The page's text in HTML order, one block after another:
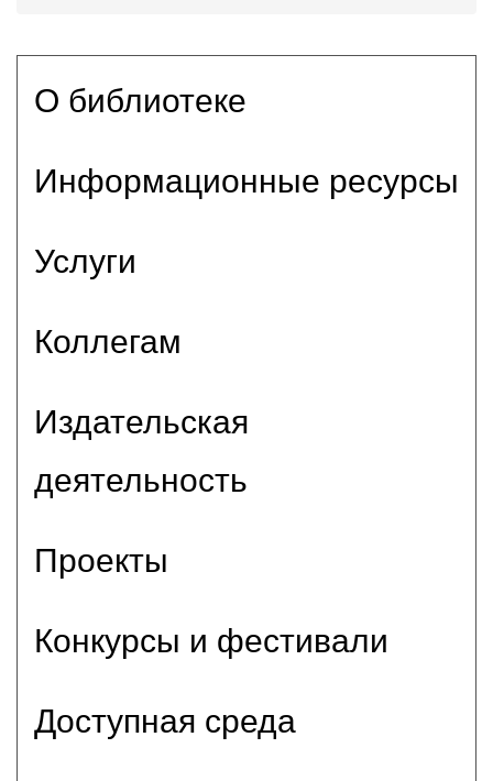
О библиотеке
Информационные ресурсы
Услуги
Коллегам
Издательская
деятельность
Проекты
Конкурсы и фестивали
Доступная среда